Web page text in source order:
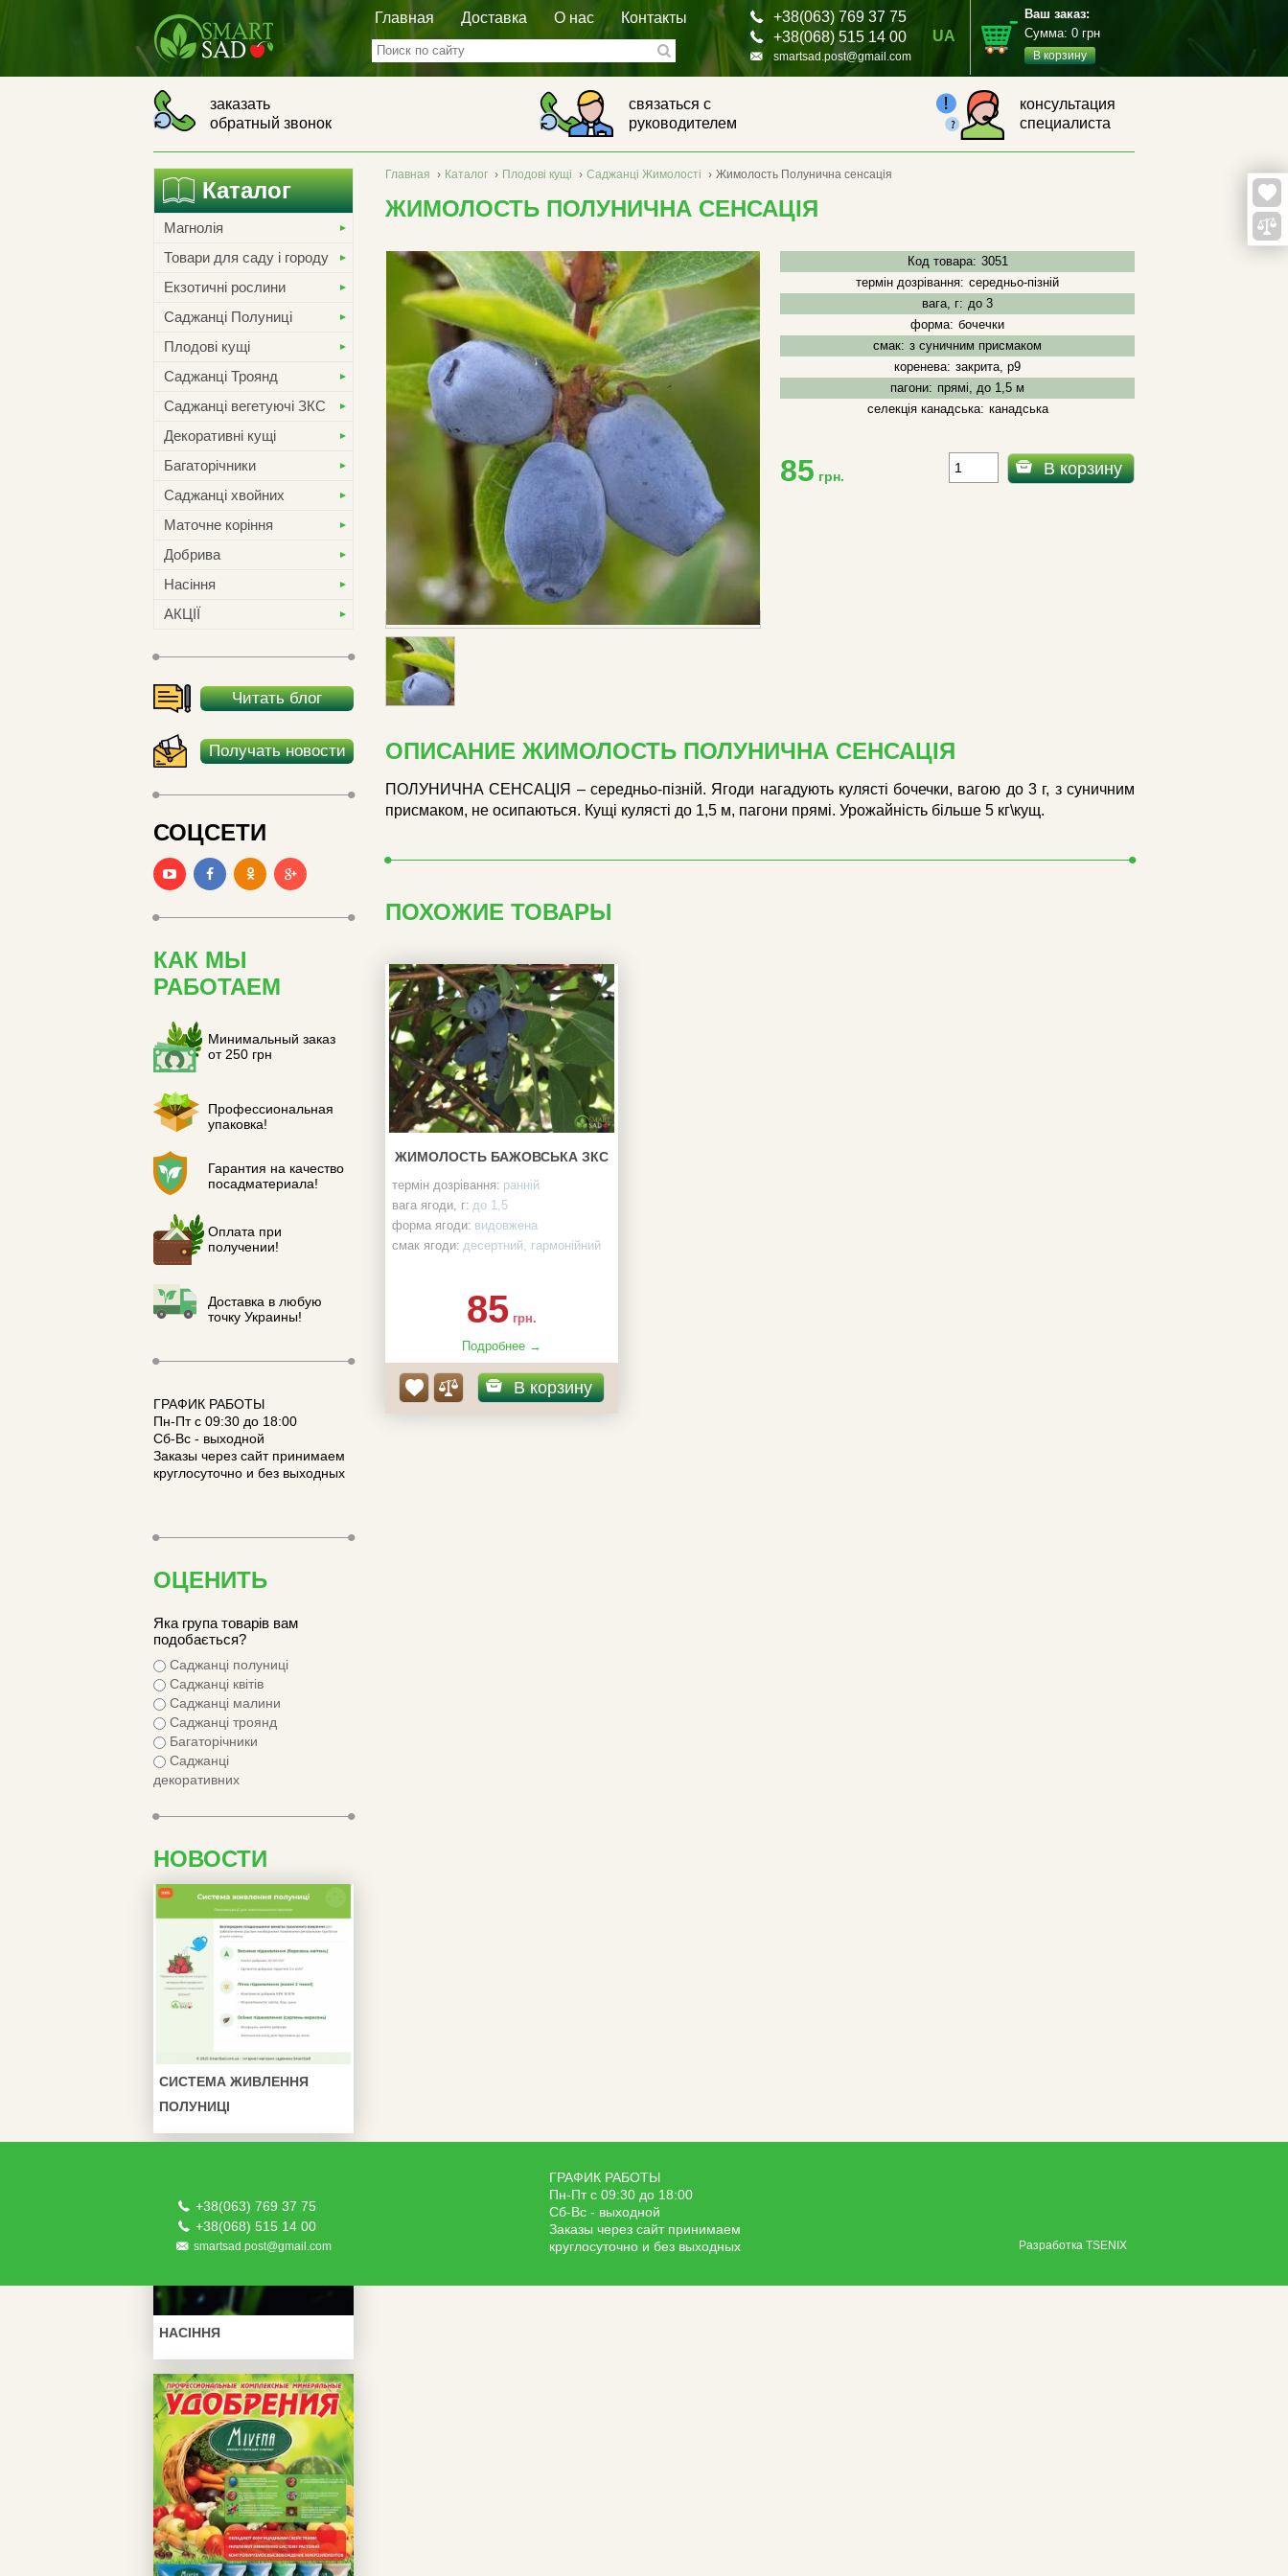
Главная Доставка О нас Контакты
+38(063) 769 37 75
+38(068) 515 14 00
smartsad.post@gmail.com
UA
Ваш заказ:
Сумма: 0 грн
В корзину
заказать
обратный звонок
связаться с
руководителем
консультация
специалиста
Каталог
Магнолія
Товари для саду і городу
Екзотичні рослини
Саджанці Полуниці
Плодові кущі
Саджанці Троянд
Саджанці вегетуючі ЗКС
Декоративні кущі
Багаторічники
Саджанці хвойних
Маточне коріння
Добрива
Насіння
АКЦІЇ
Читать блог
Получать новости
СОЦСЕТИ
КАК МЫ
РАБОТАЕМ
Минимальный заказ
от 250 грн
Профессиональная
упаковка!
Гарантия на качество
посадматериала!
Оплата при
получении!
Доставка в любую
точку Украины!
ГРАФИК РАБОТЫ
Пн-Пт с 09:30 до 18:00
Сб-Вс - выходной
Заказы через сайт принимаем
круглосуточно и без выходных
ОЦЕНИТЬ
Яка група товарів вам
подобається?
Саджанці полуниці
Саджанці квітів
Саджанці малини
Саджанці троянд
Багаторічники
Саджанці
декоративних
НОВОСТИ
СИСТЕМА ЖИВЛЕННЯ
ПОЛУНИЦІ
НАСІННЯ
Главная › Каталог › Плодові кущі › Саджанці Жимолості › Жимолость Полунична сенсація
ЖИМОЛОСТЬ ПОЛУНИЧНА СЕНСАЦІЯ
Код товара: 3051
термін дозрівання: середньо-пізній
вага, г: до 3
форма: бочечки
смак: з суничним присмаком
коренева: закрита, р9
пагони: прямі, до 1,5 м
селекція канадська: канадська
85 грн. В корзину
ОПИСАНИЕ ЖИМОЛОСТЬ ПОЛУНИЧНА СЕНСАЦІЯ
ПОЛУНИЧНА СЕНСАЦІЯ – середньо-пізній. Ягоди нагадують кулясті бочечки, вагою до 3 г, з суничним
присмаком, не осипаються. Кущі кулясті до 1,5 м, пагони прямі. Урожайність більше 5 кг\кущ.
ПОХОЖИЕ ТОВАРЫ
ЖИМОЛОСТЬ БАЖОВСЬКА ЗКС
термін дозрівання: ранній
вага ягоди, г: до 1,5
форма ягоди: видовжена
смак ягоди: десертний, гармонійний
85 грн.
Подробнее →
В корзину
+38(063) 769 37 75
+38(068) 515 14 00
smartsad.post@gmail.com
ГРАФИК РАБОТЫ
Пн-Пт с 09:30 до 18:00
Сб-Вс - выходной
Заказы через сайт принимаем
круглосуточно и без выходных
Разработка TSENIX